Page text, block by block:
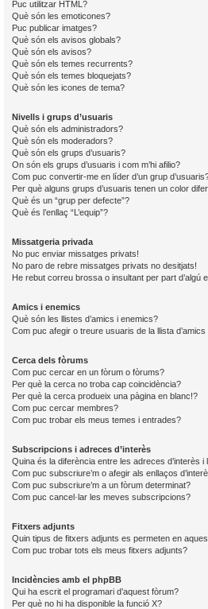
Puc utilitzar HTML?
Què són les emoticones?
Puc publicar imatges?
Què són els avisos globals?
Què són els avisos?
Què són els temes recurrents?
Què són els temes bloquejats?
Què són les icones de tema?
Nivells i grups d’usuaris
Què són els administradors?
Què són els moderadors?
Què són els grups d’usuaris?
On són els grups d’usuaris i com m’hi afilio?
Com puc convertir-me en líder d’un grup
Per què alguns grups d’usuaris tenen un color
Què és un “grup per defecte”?
Què és l’enllaç “L’equip”?
Missatgeria privada
No puc enviar missatges privats!
No paro de rebre missatges privats no desitjats!
He rebut correu brossa o insultant per part d’algú
Amics i enemics
Què són les llistes d’amics i enemics?
Com puc afegir o treure usuaris de la llista
Cerca dels fòrums
Com puc cercar en un fòrum o fòrums?
Per què la cerca no troba cap coincidència?
Per què la cerca produeix una pàgina en blanc!?
Com puc cercar membres?
Com puc trobar els meus temes i entrades?
Subscripcions i adreces d’interès
Quina és la diferència entre les adreces d’interès
Com puc subscriure’m o afegir als enllaços
Com puc subscriure’m a un fòrum determinat?
Com puc cancel·lar les meves subscripcions?
Fitxers adjunts
Quin tipus de fitxers adjunts es permeten en
Com puc trobar tots els meus fitxers adjunts?
Incidències amb el phpBB
Qui ha escrit el programari d’aquest fòrum?
Per què no hi ha disponible la funció X?